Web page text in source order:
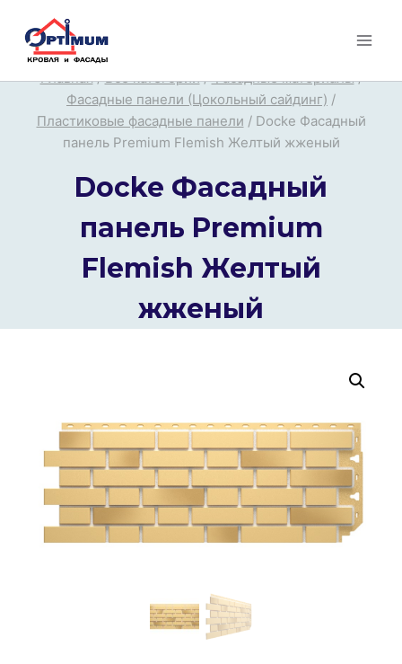
Перейти
Главная / Все категории / Фасадные материалы /
Фасадные панели (Цокольный сайдинг) /
Пластиковые фасадные панели / Docke Фасадный
панель Premium Flemish Желтый жженый
Docke Фасадный
панель Premium
Flemish Желтый
жженый